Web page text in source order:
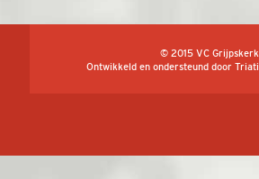
© 2015 VC Grijpskerk
Ontwikkeld en ondersteund door Triati